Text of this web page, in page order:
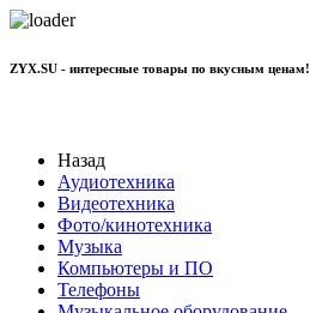
ZYX.SU - интересные товары по вкусным ценам!
Назад
Аудиотехника
Видеотехника
Фото/кинотехника
Музыка
Компьютеры и ПО
Телефоны